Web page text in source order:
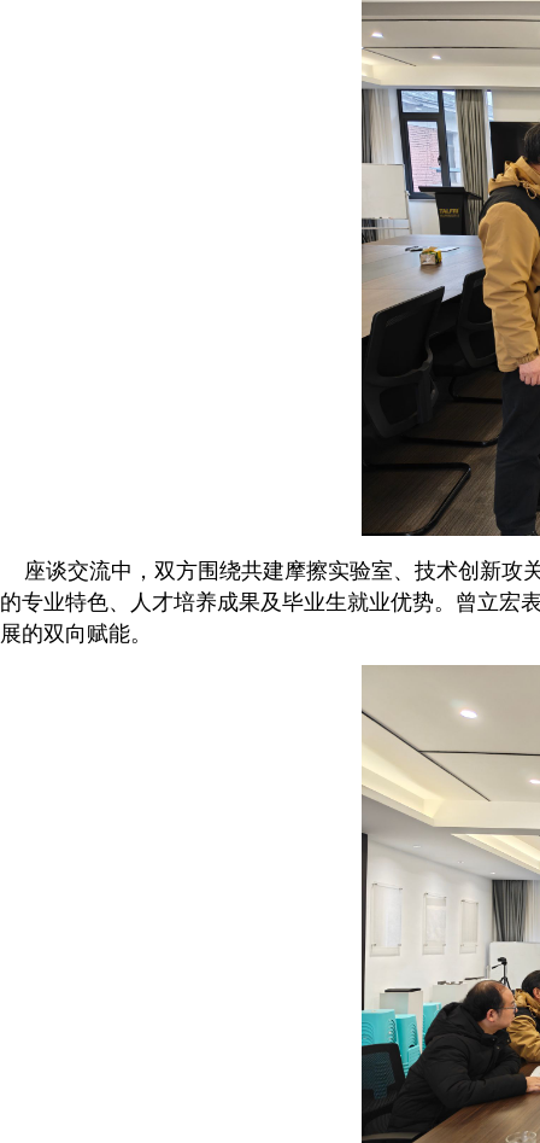
座谈交流中，双方围绕共建摩擦实验室、技术创新攻
的专业特色、人才培养成果及毕业生就业优势。曾立宏
展的双向赋能。